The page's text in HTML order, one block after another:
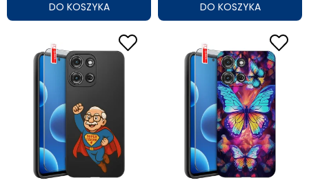
DO KOSZYKA DO KOSZYKA